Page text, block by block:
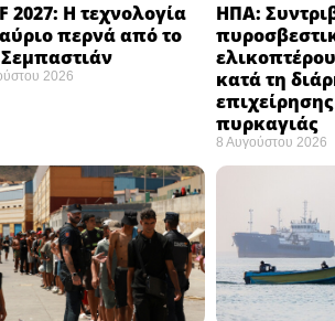
2027: Η τεχνολογία
περνά από το
2026
ΗΠΑ:
κατά τη
πυρκαγιάς ​
8 Αυγούστου 2026